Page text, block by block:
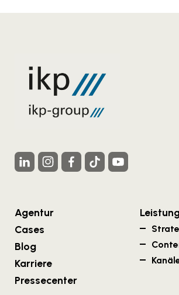
Agentur
Cases
Blog
Karriere
Pressecenter